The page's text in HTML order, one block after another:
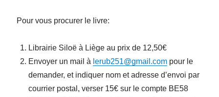
Pour vous procurer le livre:
Librairie Siloë à Liège au prix de 12,50€
Envoyer un mail à lerub251@gmail.com pour le
demander, et indiquer nom et adresse d’envoi par
courrier postal, verser 15€ sur le compte BE58